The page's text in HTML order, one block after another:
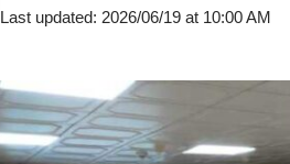
Last updated: 2026/06/19 at 10:00 AM